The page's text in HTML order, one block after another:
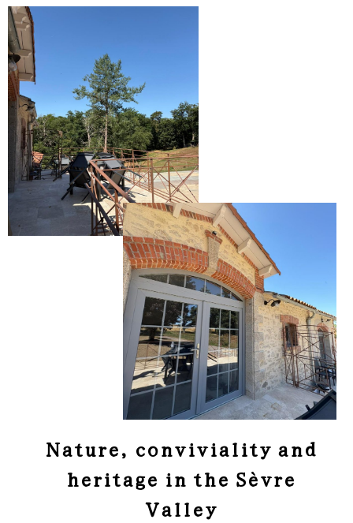
Nature, conviviality and
heritage in the Sèvre
Valley